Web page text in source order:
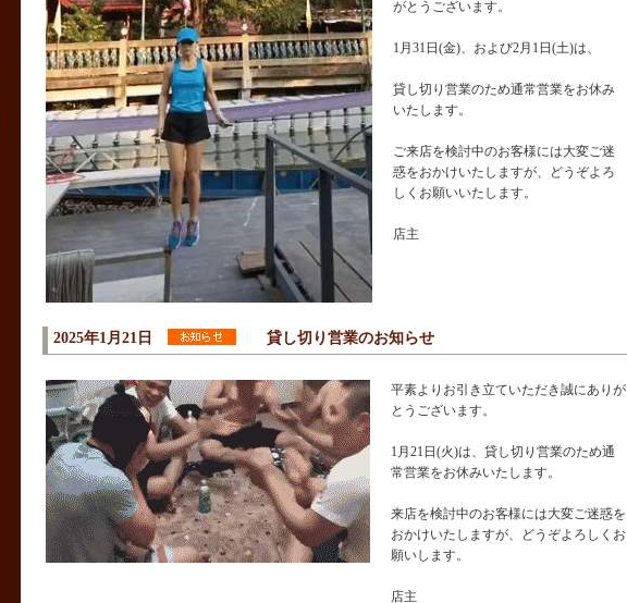
がとうございます。
1月31日(金)、および2月1日(土)は、
貸し切り営業のため通常営業をお休み
いたします。
ご来店を検討中のお客様には大変ご迷
惑をおかけいたしますが、どうぞよろ
しくお願いいたします。
店主
2025年1月21日 貸し切り営業のお知らせ
平素よりお引き立ていただき誠にありが
とうございます。
1月21日(火)は、貸し切り営業のため通
常営業をお休みいたします。
来店を検討中のお客様には大変ご迷惑を
おかけいたしますが、どうぞよろしくお
願いします。
店主